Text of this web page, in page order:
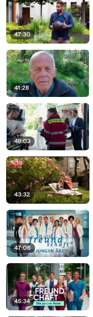
47:30
41:28
48:03
43:32
47:06
45:34